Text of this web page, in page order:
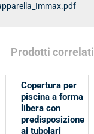
Prodotti correlati
Copertura per
piscina a forma
libera con
predisposizione
ai tubolari